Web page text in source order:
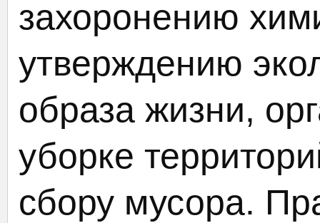
захоронению
утверждению
образа жизни,
уборке
сбору мусора.